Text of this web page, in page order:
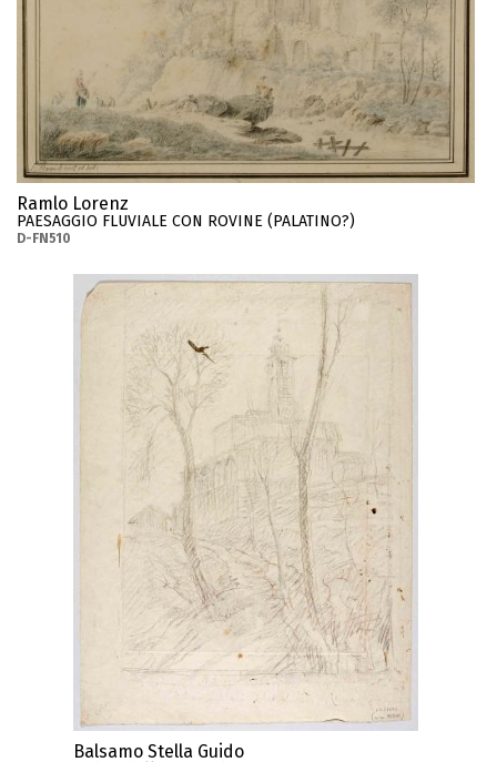
Ramlo Lorenz
PAESAGGIO FLUVIALE CON ROVINE (PALATINO?)
D-FN510
Balsamo Stella Guido